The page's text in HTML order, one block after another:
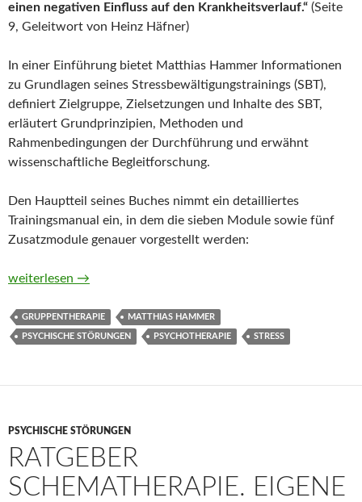
einen negativen Einfluss auf den Krankheitsverlauf.“ (Seite
9, Geleitwort von Heinz Häfner)
In einer Einführung bietet Matthias Hammer Informationen
zu Grundlagen seines Stressbewältigungstrainings (SBT),
definiert Zielgruppe, Zielsetzungen und Inhalte des SBT,
erläutert Grundprinzipien, Methoden und
Rahmenbedingungen der Durchführung und erwähnt
wissenschaftliche Begleitforschung.
Den Hauptteil seines Buches nimmt ein detailliertes
Trainingsmanual ein, in dem die sieben Module sowie fünf
Zusatzmodule genauer vorgestellt werden:
SBT. Stressbewältigungstraining für psychisch kranke
weiterlesen →
GRUPPENTHERAPIE MATTHIAS HAMMER
PSYCHISCHE STÖRUNGEN PSYCHOTHERAPIE STRESS
PSYCHISCHE STÖRUNGEN
RATGEBER
SCHEMATHERAPIE. EIGENE